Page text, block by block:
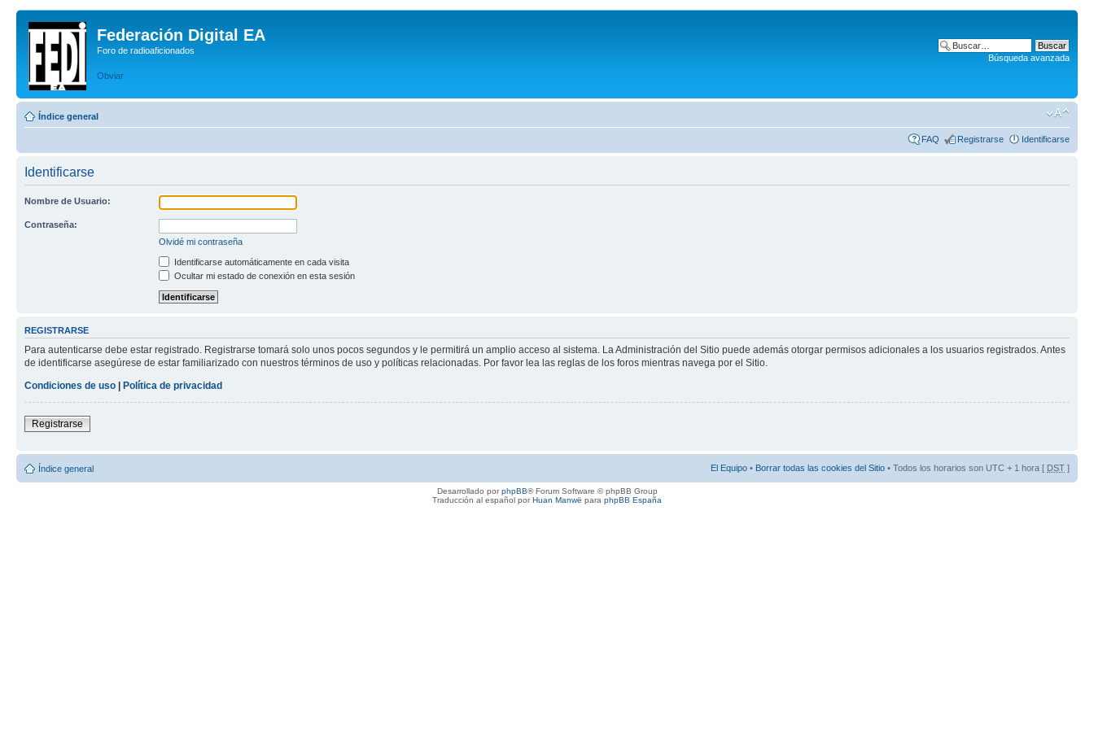
Federación Digital EA
Foro de radioaficionados
Obviar
Búsqueda avanzada
Índice general
FAQ Registrarse Identificarse
Identificarse
Nombre de Usuario:
Contraseña:
Olvidé mi contraseña
Identificarse automáticamente en cada visita
Ocultar mi estado de conexión en esta sesión
REGISTRARSE
Para autenticarse debe estar registrado. Registrarse tomará solo unos pocos segundos y le permitirá un amplio acceso al sistema. La Administración del Sitio puede además otorgar permisos adicionales a los usuarios registrados. Antes
de identificarse asegúrese de estar familiarizado con nuestros términos de uso y políticas relacionadas. Por favor lea las reglas de los foros mientras navega por el Sitio.
Condiciones de uso | Política de privacidad
Registrarse
Índice general El Equipo • Borrar todas las cookies del Sitio • Todos los horarios son UTC + 1 hora [ DST ]
Desarrollado porphpBB® Forum Software © phpBB Group
Traducción al español porHuan Manwë para phpBB España